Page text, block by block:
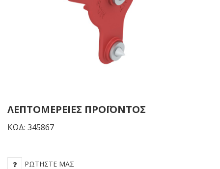
ΛΕΠΤΟΜΈΡΕΙΕΣ ΠΡΟΪΌΝΤΟΣ
ΚΩΔ: 345867
ΡΩΤΉΣΤΕ ΜΑΣ